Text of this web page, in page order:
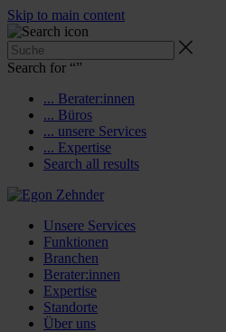
Skip to main content
Search for “”
... Berater:innen
... Büros
... unsere Services
... Expertise
Search all results
Unsere Services
Funktionen
Branchen
Berater:innen
Expertise
Standorte
Über uns